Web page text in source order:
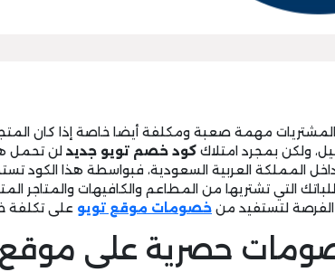
مهمة صعبة ومكلفة أيضا خاصة إذا كان
ولكن بمجرد امتلاك كود خصم تويو جديد لن تحمل
المملكة العربية السعودية، فبواسطة هذا الكود
التي تشتريها من المطاعم والكافيهات والمتاجر
لتستفيد من خصومات موقع تويو على تكلفة
حصرية على موقع